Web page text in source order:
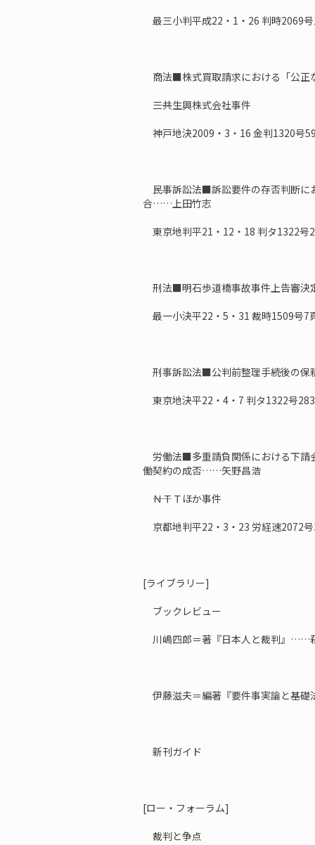
最三小判平成22・1・26 判時2069
商法■株式買取請求における「公
――三共生興株式会社事件
神戸地決2009・3・16 金判1320号
民事訴訟法■訴訟要件の存否判断に
合……上田竹志
東京地判平21・12・18 判タ1322号
刑法■明石歩道橋事故事件上告審
最一小決平22・5・31 裁時1509号7
刑事訴訟法■公判前整理手続後の
東京地決平22・4・7 判タ1322号
労働法■多重請負関係における下請
働契約の成否……矢野昌浩
――ＮＴＴほか事件
京都地判平22・3・23 労経速2072
[ライブラリー]
ブックレビュー
川嶋四郎＝著『日本人と裁判』……
伊藤滋夫＝編著『要件事実論と基
新刊ガイド
[ロー・フォーラム]
裁判と争点